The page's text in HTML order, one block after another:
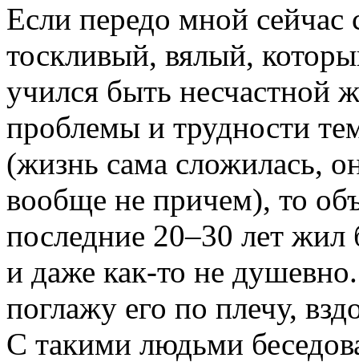
Если передо мной сейчас
тоскливый, вялый,
учился быть несчастной
проблемы и трудности
(жизнь сама сложилась,
вообще не причем), то
последние 20–30 лет
и даже как-то не
поглажу его по плечу,
С такими людьми